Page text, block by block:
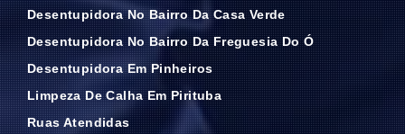
Desentupidora No Bairro Da Casa Verde
Desentupidora No Bairro Da Freguesia Do Ó
Desentupidora Em Pinheiros
Limpeza De Calha Em Pirituba
Ruas Atendidas